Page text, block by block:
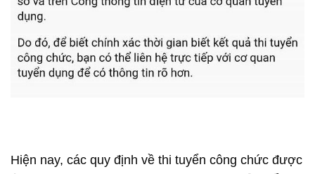
Hiện nay, các quy định về thi tuyển công chức được